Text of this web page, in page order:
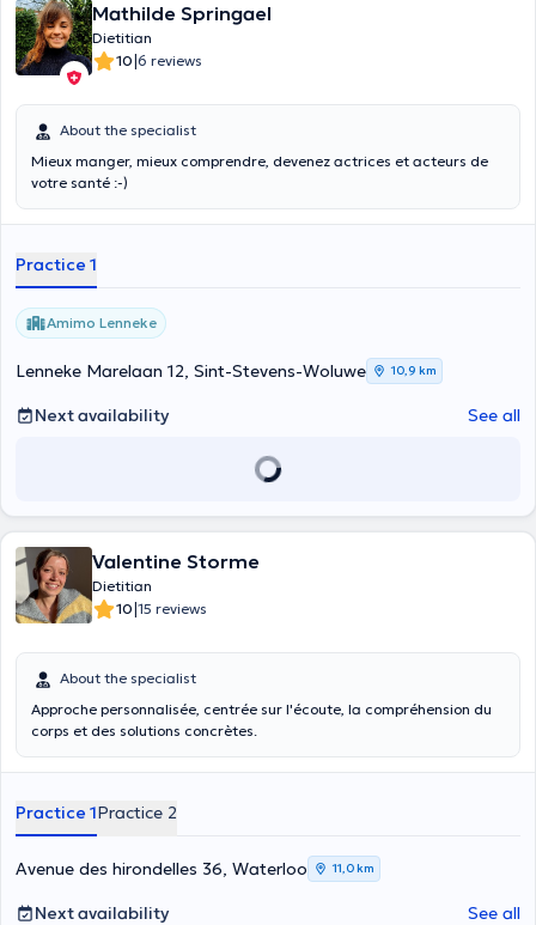
Mathilde Springael
Dietitian
10|6 reviews
About the specialist
Mieux manger, mieux comprendre, devenez actrices et acteurs de
votre santé :-)
Practice 1
Amimo Lenneke
Lenneke Marelaan 12, Sint-Stevens-Woluwe 10,9 km
Next availability See all
Valentine Storme
Dietitian
10|15 reviews
About the specialist
Approche personnalisée, centrée sur l'écoute, la compréhension du
corps et des solutions concrètes.
Practice 1Practice 2
Avenue des hirondelles 36, Waterloo 11,0 km
Next availability See all